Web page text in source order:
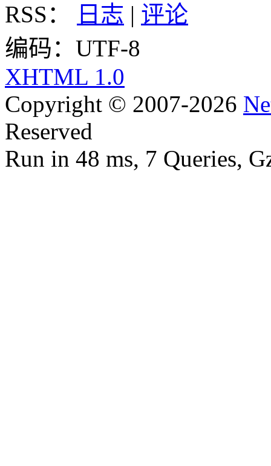
RSS：
日志 | 评论
编码：UTF-8
XHTML 1.0
Copyright © 2007-2026
Reserved
Run in 48 ms, 7 Queries,